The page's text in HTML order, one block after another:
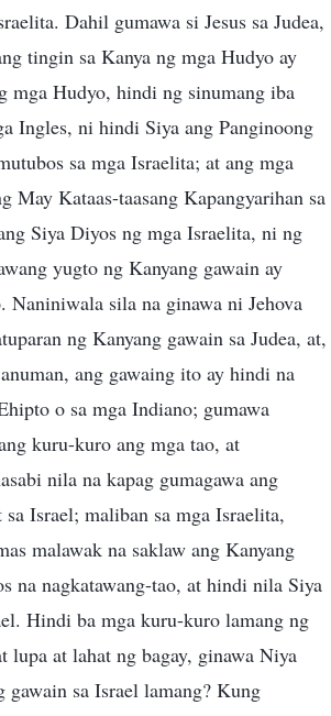
Dahil gumawa si Jesus sa Judea,
tingin sa Kanya ng mga Hudyo ay
mga Hudyo, hindi ng sinumang iba
Ingles, ni hindi Siya ang Panginoong
sa mga Israelita; at ang mga
May Kataas-taasang Kapangyarihan sa
Siya Diyos ng mga Israelita, ni ng
yugto ng Kanyang gawain ay
Naniniwala sila na ginawa ni Jehova
ng Kanyang gawain sa Judea, at,
ang gawaing ito ay hindi na
o sa mga Indiano; gumawa
kuru-kuro ang mga tao, at
nila na kapag gumagawa ang
Israel; maliban sa mga Israelita,
malawak na saklaw ang Kanyang
na nagkatawang-tao, at hindi nila Siya
Hindi ba mga kuru-kuro lamang ng
lupa at lahat ng bagay, ginawa Niya
sa Israel lamang? Kung